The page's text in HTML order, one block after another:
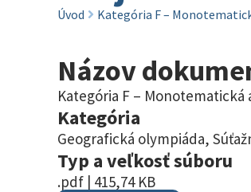
Úvod Kategória F –
Názov
Kategória F – Monotematická
Kategória
Geografická olympiáda,
Typ a veľkosť súboru
.pdf | 415,74 KB